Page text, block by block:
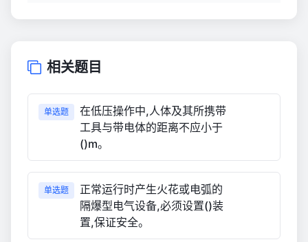
相关题目
单选题
在低压操作中,人体及其所携带
工具与带电体的距离不应小于
()m。
单选题
正常运行时产生火花或电弧的
隔爆型电气设备,必须设置()装
置,保证安全。